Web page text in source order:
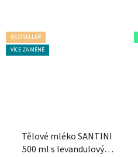
BESTSELLER
VÍCE ZA MÉNĚ
Tělové mléko SANTINI
500 ml s levandulovým